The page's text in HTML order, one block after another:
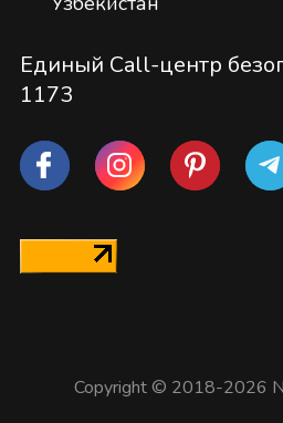
Единый Call-центр
1173
Copyright © 2018-2026